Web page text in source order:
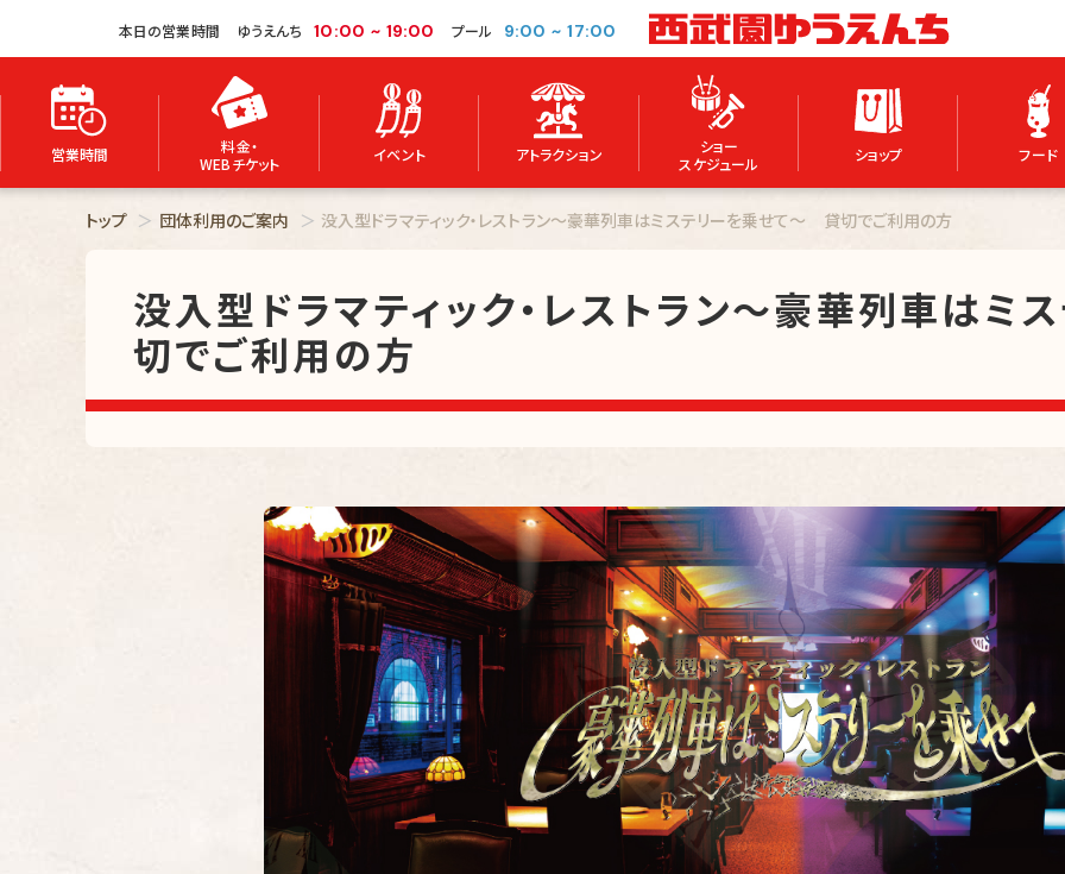
本日の営業時間 ゆうえんち 10:00 ~ 19:00 プール 9:00 ~ 17:00
営業時間
料金・
WEBチケット
イベント アトラクション
ショー
スケジュール
ショップ フード
トップ 団体利用のご案内 没入型ドラマティック・レストラン～豪華列車はミステリーを乗せて～ 貸切でご利用の方
没入型ドラマティック・レストラン～豪華列車は
切でご利用の方